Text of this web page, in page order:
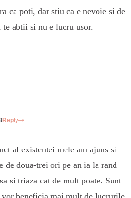
ca poti, dar stiu ca e nevoie si de
te abtii si nu e lucru usor.
Reply
al existentei mele am ajuns si
de doua-trei ori pe an ia la rand
si triaza cat de mult poate. Sunt
vor beneficia mai mult de lucrurile